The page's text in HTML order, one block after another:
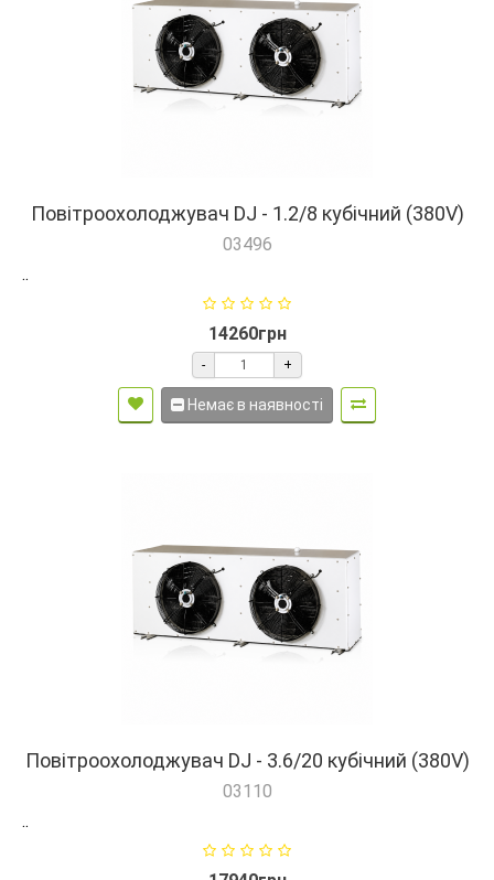
Повітроохолоджувач DJ - 1.2/8 кубічний (380V)
03496
..
14260грн
- +
Немає в наявності
Повітроохолоджувач DJ - 3.6/20 кубічний (380V)
03110
..